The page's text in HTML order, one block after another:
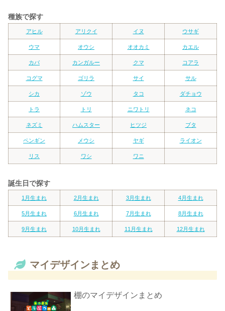
種族で探す
アヒル アリクイ イヌ ウサギ
ウマ オウシ オオカミ カエル
カバ カンガルー クマ コアラ
コグマ ゴリラ サイ サル
シカ ゾウ タコ ダチョウ
トラ トリ ニワトリ ネコ
ネズミ ハムスター ヒツジ ブタ
ペンギン メウシ ヤギ ライオン
リス ワシ ワニ
誕生日で探す
1月生まれ 2月生まれ 3月生まれ 4月生まれ
5月生まれ 6月生まれ 7月生まれ 8月生まれ
9月生まれ 10月生まれ 11月生まれ 12月生まれ
マイデザインまとめ
棚のマイデザインまとめ